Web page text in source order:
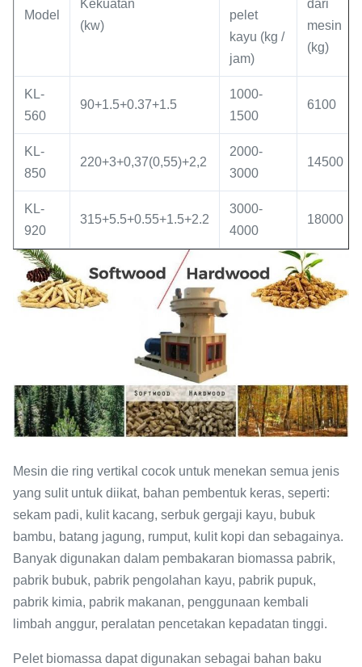
Model
Kekuatan
(kw)
pelet
kayu (kg /
jam)
dari
mesin
(kg)
KL-
560
90+1.5+0.37+1.5
1000-
1500
6100
KL-
850
220+3+0,37(0,55)+2,2
2000-
3000
14500
KL-
920
315+5.5+0.55+1.5+2.2
3000-
4000
18000
Mesin die ring vertikal cocok untuk menekan semua jenis
yang sulit untuk diikat, bahan pembentuk keras, seperti:
sekam padi, kulit kacang, serbuk gergaji kayu, bubuk
bambu, batang jagung, rumput, kulit kopi dan sebagainya.
Banyak digunakan dalam pembakaran biomassa pabrik,
pabrik bubuk, pabrik pengolahan kayu, pabrik pupuk,
pabrik kimia, pabrik makanan, penggunaan kembali
limbah anggur, peralatan pencetakan kepadatan tinggi.
Pelet biomassa dapat digunakan sebagai bahan baku